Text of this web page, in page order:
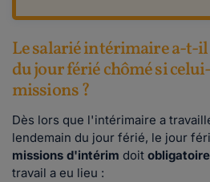
Le salarié intérimaire a-t-
du jour férié chômé si
missions ?
Dès lors que l'intérimaire a
lendemain du jour férié, le jour
missions d'intérim doit
travail a eu lieu :